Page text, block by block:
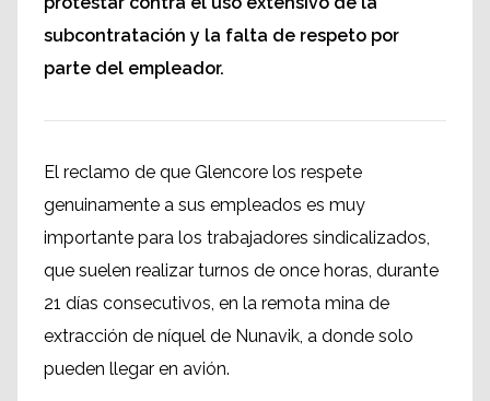
subcontratación y la falta de respeto por
parte del empleador.
El reclamo de que Glencore los respete
genuinamente a sus empleados es muy
importante para los trabajadores sindicalizados,
que suelen realizar turnos de once horas, durante
21 días consecutivos, en la remota mina de
extracción de níquel de Nunavik, a donde solo
pueden llegar en avión.